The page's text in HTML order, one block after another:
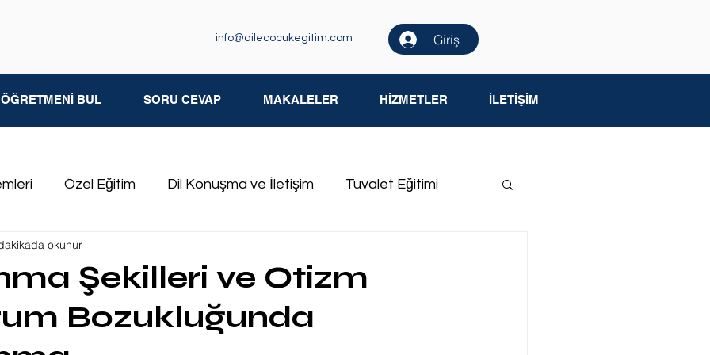
info@ailecocukegitim.com Giriş
BUL SORU CEVAP MAKALELER HİZMETLER İLETİŞİM
Özel Eğitim Dil Konuşma ve İletişim Tuvalet Eğitimi
Yetersizlikler
Özel Eğitim Öğretmenleri
Şekilleri ve Otizm
Bozukluğunda
okunur